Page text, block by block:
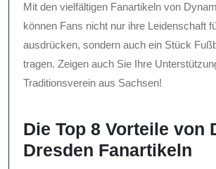
Mit den vielfältigen Fanartikeln von
können Fans nicht nur ihre Leidenschaft
ausdrücken, sondern auch ein Stück
tragen. Zeigen auch Sie Ihre
Traditionsverein aus Sachsen!
Die Top 8 Vorteile von
Dresden Fanartikeln